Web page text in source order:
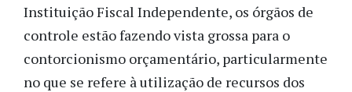
Instituição Fiscal Independente, os órgãos de
controle estão fazendo vista grossa para o
contorcionismo orçamentário, particularmente
no que se refere à utilização de recursos dos